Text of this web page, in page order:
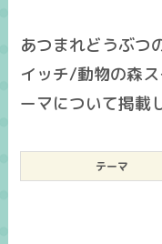
あつまれどうぶつ
イッチ/動物の森
ーマについて掲載
テーマ